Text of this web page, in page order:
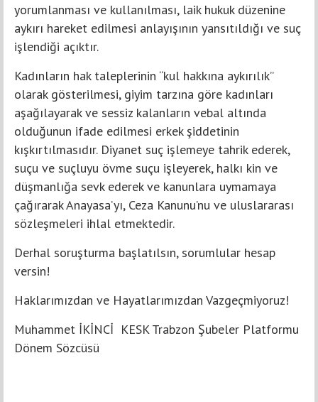
yorumlanması ve kullanılması, laik hukuk düzenine
aykırı hareket edilmesi anlayışının yansıtıldığı ve suç
işlendiği açıktır.
Kadınların hak taleplerinin “kul hakkına aykırılık”
olarak gösterilmesi, giyim tarzına göre kadınları
aşağılayarak ve sessiz kalanların vebal altında
olduğunun ifade edilmesi erkek şiddetinin
kışkırtılmasıdır. Diyanet suç işlemeye tahrik ederek,
suçu ve suçluyu övme suçu işleyerek, halkı kin ve
düşmanlığa sevk ederek ve kanunlara uymamaya
çağırarak Anayasa’yı, Ceza Kanunu’nu ve uluslararası
sözleşmeleri ihlal etmektedir.
Derhal soruşturma başlatılsın, sorumlular hesap
versin!
Haklarımızdan ve Hayatlarımızdan Vazgeçmiyoruz!
Muhammet İKİNCİ KESK Trabzon Şubeler Platformu
Dönem Sözcüsü